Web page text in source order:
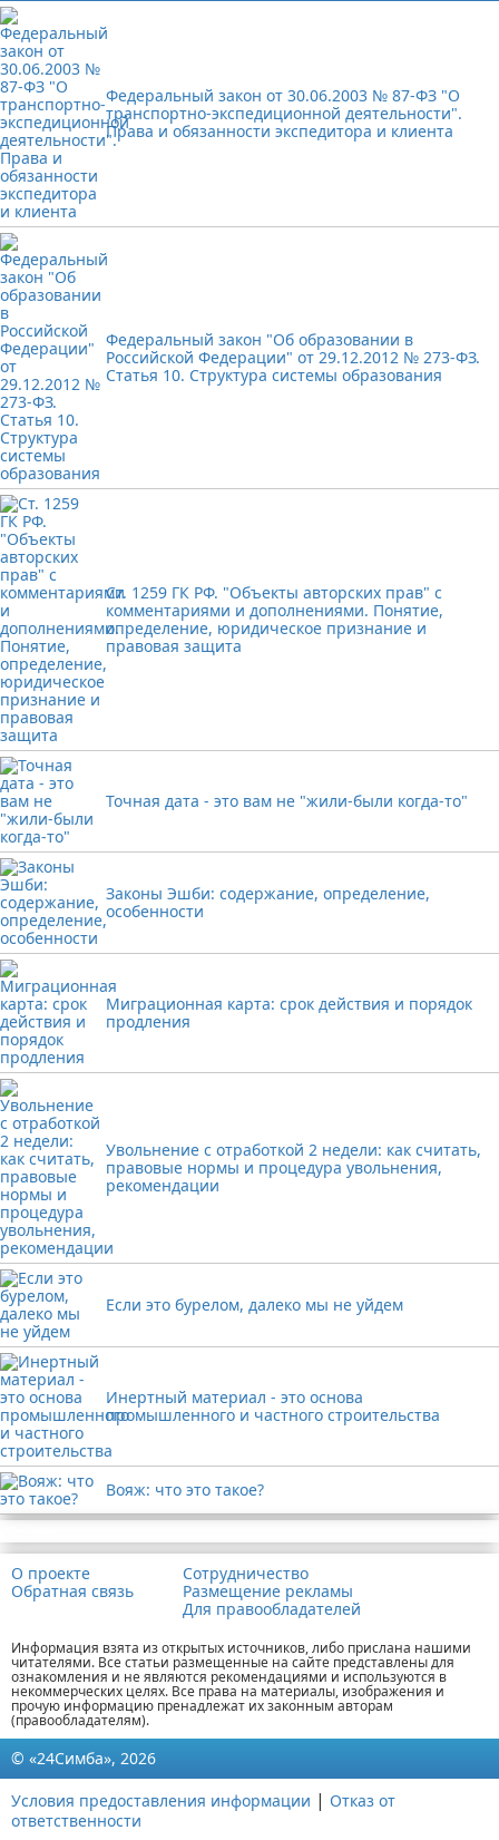
Федеральный закон от 30.06.2003 № 87-ФЗ "О
транспортно-экспедиционной деятельности".
Права и обязанности экспедитора и клиента
Федеральный закон "Об образовании в
Российской Федерации" от 29.12.2012 № 273-ФЗ.
Статья 10. Структура системы образования
Ст. 1259 ГК РФ. "Объекты авторских прав" с
комментариями и дополнениями. Понятие,
определение, юридическое признание и
правовая защита
Точная дата - это вам не "жили-были когда-то"
Законы Эшби: содержание, определение,
особенности
Миграционная карта: срок действия и порядок
продления
Увольнение с отработкой 2 недели: как считать,
правовые нормы и процедура увольнения,
рекомендации
Если это бурелом, далеко мы не уйдем
Инертный материал - это основа
промышленного и частного строительства
Вояж: что это такое?
О проекте
Обратная связь
Сотрудничество
Размещение рекламы
Для правообладателей
Информация взята из открытых источников, либо прислана нашими
читателями. Все статьи размещенные на сайте представлены для
ознакомления и не являются рекомендациями и используются в
некоммерческих целях. Все права на материалы, изображения и
прочую информацию пренадлежат их законным авторам
(правообладателям).
© «24Симба», 2026
Условия предоставления информации | Отказ от
ответственности